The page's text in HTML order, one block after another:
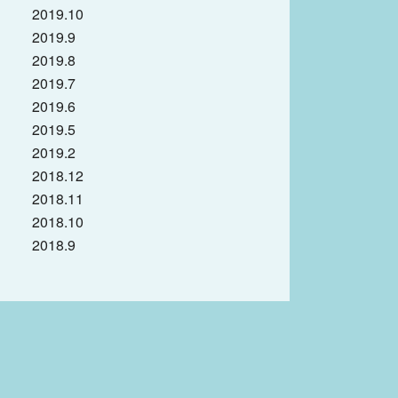
2019.10
2019.9
2019.8
2019.7
2019.6
2019.5
2019.2
2018.12
2018.11
2018.10
2018.9